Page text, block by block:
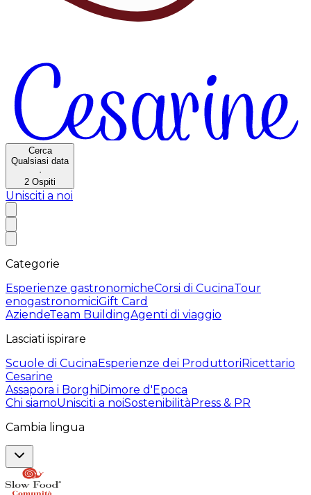
Cerca
Qualsiasi data
·
2 Ospiti
Unisciti a noi
Categorie
Esperienze gastronomicheCorsi di CucinaTour
enogastronomiciGift Card
AziendeTeam BuildingAgenti di viaggio
Lasciati ispirare
Scuole di CucinaEsperienze dei ProduttoriRicettario
Cesarine
Assapora i BorghiDimore d'Epoca
Chi siamoUnisciti a noiSostenibilitàPress & PR
Cambia lingua